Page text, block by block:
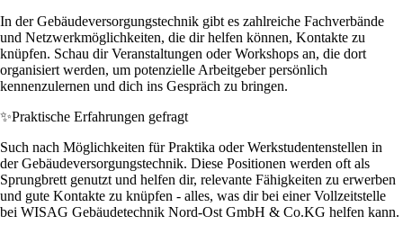
In der Gebäudeversorgungstechnik gibt es zahlreiche Fachverbände
und Netzwerkmöglichkeiten, die dir helfen können, Kontakte zu
knüpfen. Schau dir Veranstaltungen oder Workshops an, die dort
organisiert werden, um potenzielle Arbeitgeber persönlich
kennenzulernen und dich ins Gespräch zu bringen.
✨Praktische Erfahrungen gefragt
Such nach Möglichkeiten für Praktika oder Werkstudentenstellen in
der Gebäudeversorgungstechnik. Diese Positionen werden oft als
Sprungbrett genutzt und helfen dir, relevante Fähigkeiten zu erwerben
und gute Kontakte zu knüpfen - alles, was dir bei einer Vollzeitstelle
bei WISAG Gebäudetechnik Nord-Ost GmbH & Co.KG helfen kann.